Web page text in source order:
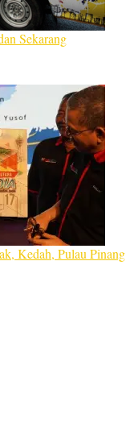
Sekarang
Kedah, Pulau Pinang